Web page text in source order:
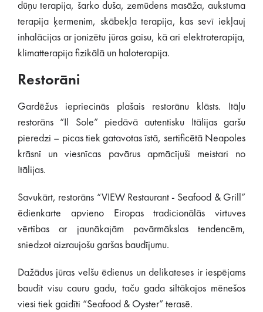
dūņu terapija, šarko duša, zemūdens masāža, aukstuma
terapija ķermenim, skābekļa terapija, kas sevī iekļauj
inhalācijas ar jonizētu jūras gaisu, kā arī elektroterapija,
klimatterapija fizikālā un haloterapija.
Restorāni
Gardēžus iepriecinās plašais restorānu klāsts. Itāļu
restorāns “Il Sole” piedāvā autentisku Itālijas garšu
pieredzi – picas tiek gatavotas īstā, sertificētā Neapoles
krāsnī un viesnīcas pavārus apmācījuši meistari no
Itālijas.
Savukārt, restorāns “VIEW Restaurant - Seafood & Grill”
ēdienkarte apvieno Eiropas tradicionālās virtuves
vērtības ar jaunākajām pavārmākslas tendencēm,
sniedzot aizraujošu garšas baudījumu.
Dažādus jūras velšu ēdienus un delikateses ir iespējams
baudīt visu cauru gadu, taču gada siltākajos mēnešos
viesi tiek gaidīti “Seafood & Oyster” terasē.